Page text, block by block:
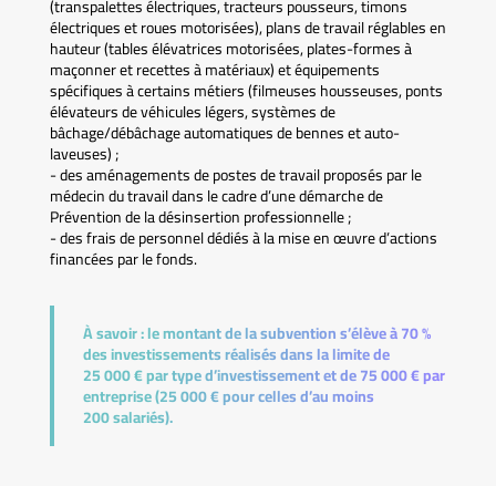
(transpalettes électriques, tracteurs pousseurs, timons
électriques et roues motorisées), plans de travail réglables en
hauteur (tables élévatrices motorisées, plates-formes à
maçonner et recettes à matériaux) et équipements
spécifiques à certains métiers (filmeuses housseuses, ponts
élévateurs de véhicules légers, systèmes de
bâchage/débâchage automatiques de bennes et auto-
laveuses) ;
- des aménagements de postes de travail proposés par le
médecin du travail dans le cadre d’une démarche de
Prévention de la désinsertion professionnelle ;
- des frais de personnel dédiés à la mise en œuvre d’actions
financées par le fonds.
À savoir :le montant de la subvention s’élève à 70 %
des investissements réalisés dans la limite de
25 000 € par type d’investissement et de 75 000 € par
entreprise (25 000 € pour celles d’au moins
200 salariés).